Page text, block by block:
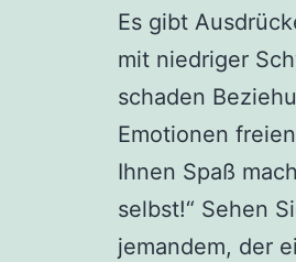
Es gibt
mit niedriger
schaden
Emotionen
Ihnen Spaß
selbst!“ Sehen
jemandem, der